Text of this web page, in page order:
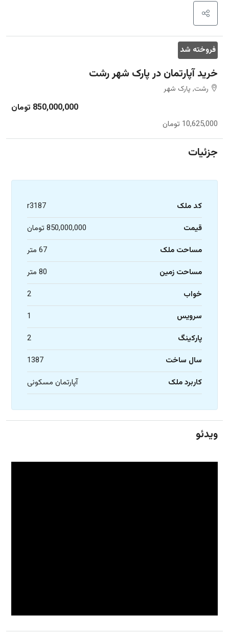
فروخته شد
خرید آپارتمان در پارک شهر رشت
رشت, پارک شهر
850,000,000 تومان
10,625,000 تومان
جزئیات
کد ملک
r3187
قیمت
850,000,000 تومان
مساحت ملک
67 متر
مساحت زمین
80 متر
خواب
2
سرویس
1
پارکینگ
2
سال ساخت
1387
کاربرد ملک
آپارتمان مسکونی
ویدئو